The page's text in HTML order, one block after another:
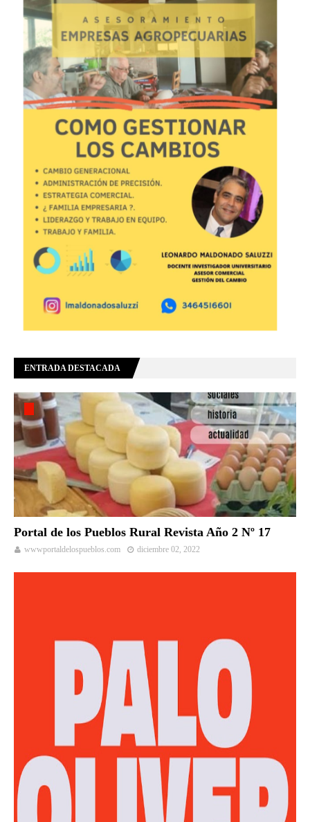
ENTRADA DESTACADA
Portal de los Pueblos Rural Revista Año 2 Nº 17
wwwportaldelospueblos.com diciembre 02, 2022